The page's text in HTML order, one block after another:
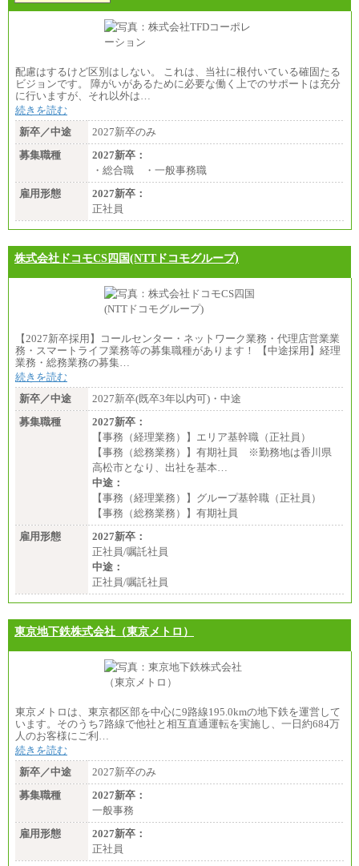
配慮はするけど区別はしない。 これは、当社に根付いている確固たる
ビジョンです。 障がいがあるために必要な働く上でのサポートは充分
に行いますが、それ以外は…
続きを読む
新卒／中途
2027新卒のみ
募集職種
2027新卒：
・総合職 ・一般事務職
雇用形態
2027新卒：
正社員
株式会社ドコモCS四国(NTTドコモグループ)
【2027新卒採用】コールセンター・ネットワーク業務・代理店営業業
務・スマートライフ業務等の募集職種があります！ 【中途採用】経理
業務・総務業務の募集…
続きを読む
新卒／中途
2027新卒(既卒3年以内可)・中途
募集職種
2027新卒：
【事務（経理業務）】エリア基幹職（正社員）
【事務（総務業務）】有期社員 ※勤務地は香川県
高松市となり、出社を基本…
中途：
【事務（経理業務）】グループ基幹職（正社員）
【事務（総務業務）】有期社員
雇用形態
2027新卒：
正社員/嘱託社員
中途：
正社員/嘱託社員
東京地下鉄株式会社（東京メトロ）
東京メトロは、東京都区部を中心に9路線195.0kmの地下鉄を運営して
います。そのうち7路線で他社と相互直通運転を実施し、一日約684万
人のお客様にご利…
続きを読む
新卒／中途
2027新卒のみ
募集職種
2027新卒：
一般事務
雇用形態
2027新卒：
正社員